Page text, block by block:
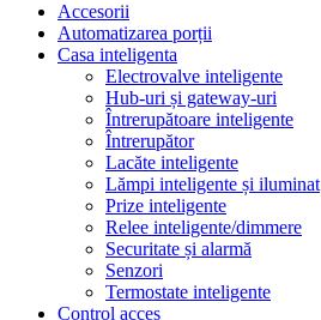
Accesorii
Automatizarea porții
Casa inteligenta
Electrovalve inteligente
Hub-uri și gateway-uri
Întrerupătoare inteligente
Întrerupător
Lacăte inteligente
Lămpi inteligente și iluminat
Prize inteligente
Relee inteligente/dimmere
Securitate și alarmă
Senzori
Termostate inteligente
Control acces